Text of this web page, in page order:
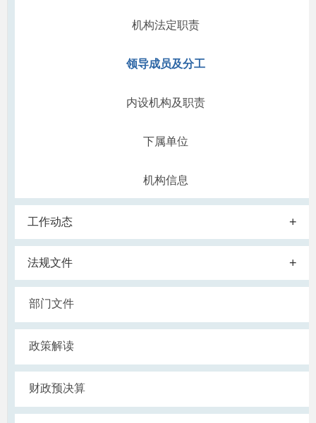
机构法定职责
领导成员及分工
内设机构及职责
下属单位
机构信息
工作动态 +
法规文件 +
部门文件
政策解读
财政预决算